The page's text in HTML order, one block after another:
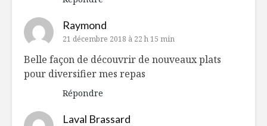
Raymond
21 décembre 2018 à 22 h 15 min
Belle façon de découvrir de nouveaux plats
pour diversifier mes repas
Répondre
Laval Brassard